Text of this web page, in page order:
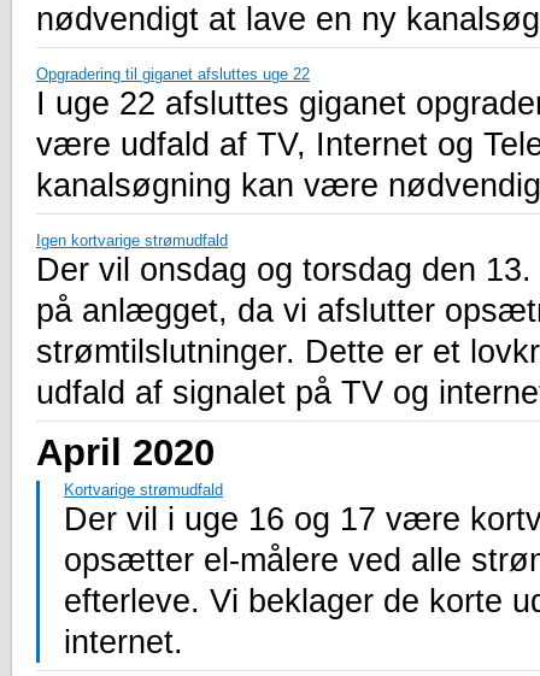
nødvendigt at lave en ny
Opgradering til giganet afsluttes uge 22
I uge 22 afsluttes giganet
være udfald af TV, Internet og
kanalsøgning kan være
Igen kortvarige strømudfald
Der vil onsdag og torsdag den
på anlægget, da vi afslutter
strømtilslutninger. Dette er et
udfald af signalet på TV og
April 2020
Kortvarige strømudfald
Der vil i uge 16 og 17 være
opsætter el-målere ved alle
efterleve. Vi beklager de korte
internet.